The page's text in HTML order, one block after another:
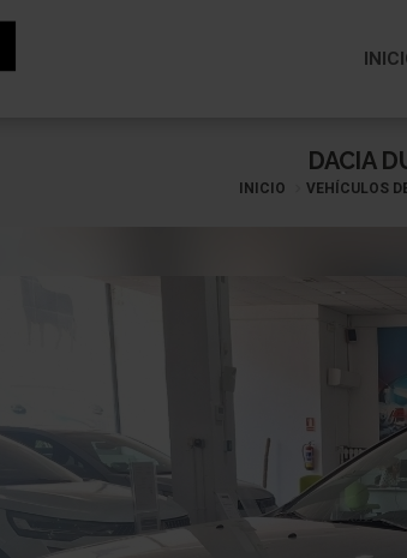
DACIA
INICIO VEHÍCULOS